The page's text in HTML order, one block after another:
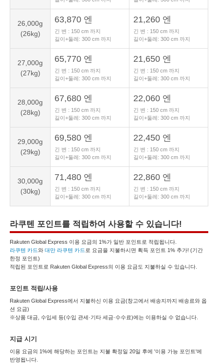
26,000g
(26kg)
63,870 엔
긴 변 : 150 cm 까지
길이+둘레: 300 cm 까지
21,260 엔
긴 변 : 150 cm 까지
길이+둘레: 300 cm 까지
27,000g
(27kg)
65,770 엔
긴 변 : 150 cm 까지
길이+둘레: 300 cm 까지
21,650 엔
긴 변 : 150 cm 까지
길이+둘레: 300 cm 까지
28,000g
(28kg)
67,680 엔
긴 변 : 150 cm 까지
길이+둘레: 300 cm 까지
22,060 엔
긴 변 : 150 cm 까지
길이+둘레: 300 cm 까지
29,000g
(29kg)
69,580 엔
긴 변 : 150 cm 까지
길이+둘레: 300 cm 까지
22,450 엔
긴 변 : 150 cm 까지
길이+둘레: 300 cm 까지
30,000g
(30kg)
71,480 엔
긴 변 : 150 cm 까지
길이+둘레: 300 cm 까지
22,860 엔
긴 변 : 150 cm 까지
길이+둘레: 300 cm 까지
라쿠텐 포인트를 적립하여 사용할 수 있습니다!
Rakuten Global Express 이용 요금의 1%가 일반 포인트로 적립됩니다.
라쿠텐 카드와 대만 라쿠텐 카드 로 요금을 지불하시면 획득 포인트 1% 추가! (기간
한정 포인트)
적립된 포인트로 Rakuten Global Express의 이용 요금도 지불하실 수 있습니다.
포인트 적립/사용
Rakuten Global Express에서 지불하신 이용 요금(창고에서 배송지까지 배송료와 옵
션 요금)
※상품 대금, 수입세 등(수입 관세·기타 세금·수수료)에는 이용하실 수 없습니다.
지급 시기
이용 요금의 1%에 해당하는 포인트는 지불 확정일 20일 후에 '이용 가능 포인트'에
반영됩니다.